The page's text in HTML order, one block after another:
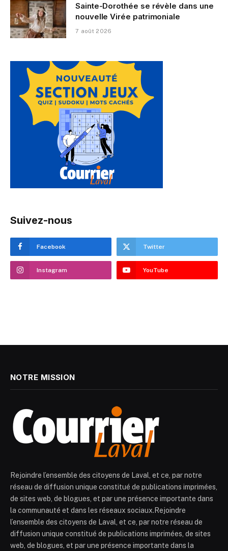
Sainte-Dorothée se révèle dans une
nouvelle Virée patrimoniale
7 août 2026
Suivez-nous
Facebook Twitter
Instagram YouTube
NOTRE MISSION
Rejoindre l’ensemble des citoyens de Laval, et ce, par notre
réseau de diffusion unique constitué de publications imprimées,
de sites web, de blogues, et par une présence importante dans
la communauté et dans les réseaux sociaux.Rejoindre
l’ensemble des citoyens de Laval, et ce, par notre réseau de
diffusion unique constitué de publications imprimées, de sites
web, de blogues, et par une présence importante dans la